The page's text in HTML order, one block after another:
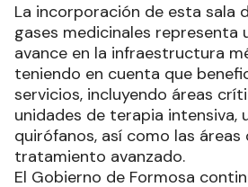
La incorporación de esta sala
gases medicinales representa
avance en la infraestructura
teniendo en cuenta que
servicios, incluyendo áreas
unidades de terapia intensiva,
quirófanos, así como las
tratamiento avanzado.
El Gobierno de Formosa